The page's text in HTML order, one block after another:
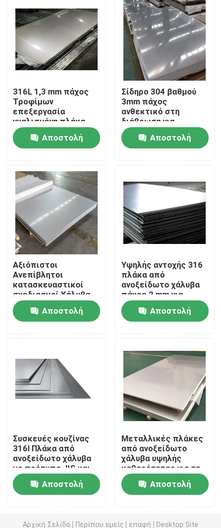
Σπίτι
Προϊόντα
Σχετικά με εμάς
Έλεγχος ποιότητας
Ζητήστε μια προσφορά
Σωλήνας σωλήνων ανοξείδωτου
σπείρα ανοξείδωτου
Σχεδιάγραμμα ανοξείδωτου
316L 1,3 mm πάχος
Τροφίμων
επεξεργασία
γυαλισμένη πλάκα
από ανοξείδωτο
χάλυβα Αποστολή
Σίδηρο 304 βαθμού
3mm πάχος
ανθεκτικό στη
διάβρωση για
βιομηχανικά
Αποστολή
Αξιόπιστοι
Ανεπίβλητοι
κατασκευαστικοί
σχεδιασμοί Χάλυβα
από ανοξείδωτο
χάλυβα Μεταλλικές
πλάκες Μακροζωία
Αποστολή
Υψηλής αντοχής 316
πλάκα από
ανοξείδωτο χάλυβα
πάχος 2 mm για
ναυτικό εξοπλισμό
Αποστολή
Συσκευές κουζίνας
316l Πλάκα από
ανοξείδωτο χάλυβα
με πρότυπα JIS και
ASTM
Αποστολή
Μεταλλικές πλάκες
από ανοξείδωτο
χάλυβα υψηλής
καθαρότητας για τη
φαρμακευτική
κατασκευήΑποστολή
Αρχική Σελίδα Περίπου εμείς επαφή Desktop Site